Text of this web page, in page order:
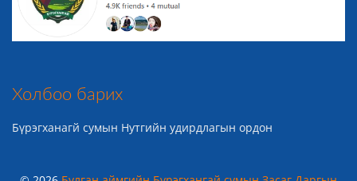
Холбоо барих
Бүрэгханагй сумын Нутгийн удирдлагын ордон